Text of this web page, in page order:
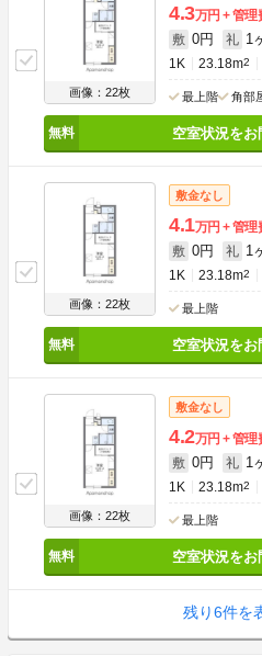
画像：22枚
4.3万円 管理
敷 0円 礼 1
1K 23.18m2
最上階 角部
空室状況をお
画像：22枚
敷金なし
4.1万円 管理
敷 0円 礼 1
1K 23.18m2
最上階
空室状況をお
画像：22枚
敷金なし
4.2万円 管理
敷 0円 礼 1
1K 23.18m2
最上階
空室状況をお
残り6件を